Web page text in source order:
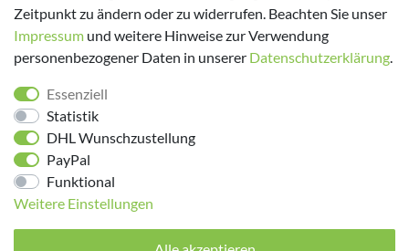
Folge uns!
Zeitpunkt zu ändern oder zu widerrufen. Beachten Sie unser
Impressum und weitere Hinweise zur Verwendung
personenbezogener Daten in unserer Daten­schutz­erklärung.
Essenziell
Statistik
DHL Wunschzustellung
PayPal
Funktional
Weitere Einstellungen